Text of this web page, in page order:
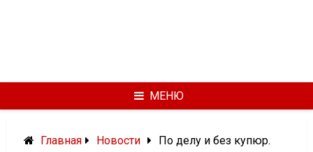
МЕНЮ
Главная Новости По делу и без купюр.